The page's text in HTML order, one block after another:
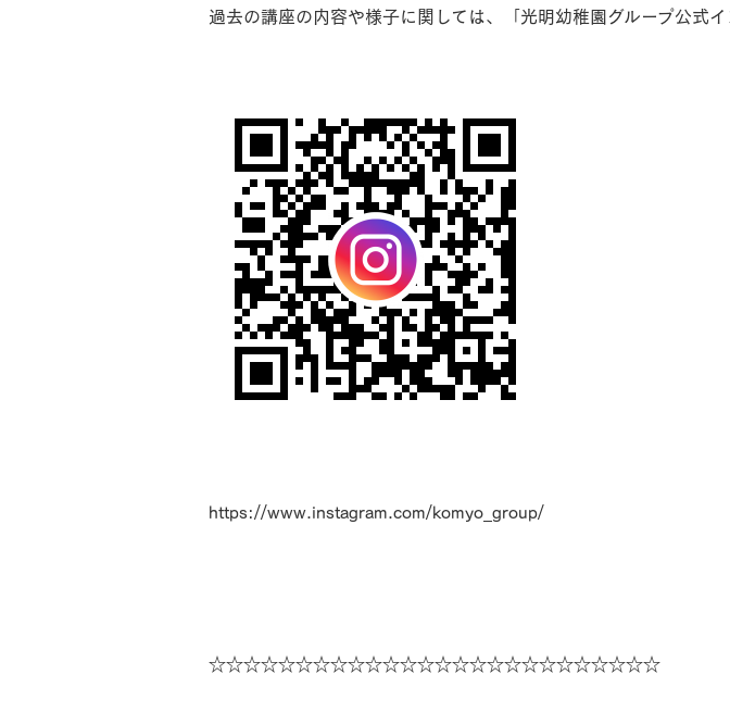
過去の講座の内容や様子に関しては、「光明幼稚園グループ公式
https://www.instagram.com/komyo_group/
☆☆☆☆☆☆☆☆☆☆☆☆☆☆☆☆☆☆☆☆☆☆☆☆☆☆